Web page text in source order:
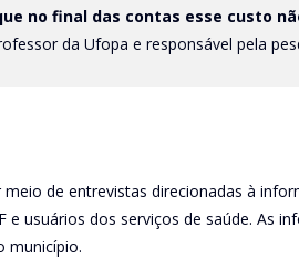
no final das contas esse custo
da Ufopa e responsável pela
de entrevistas direcionadas à
e usuários dos serviços de saúde. As
município.